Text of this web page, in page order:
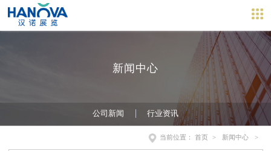
新闻中心
公司新闻 行业资讯
当前位置： 首页 > 新闻中心 >